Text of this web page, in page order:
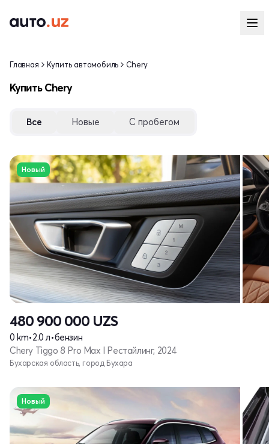
Главная Купить автомобиль Chery
Купить Chery
Все Новые С пробегом
Новый
480 900 000 UZS
0 km•2.0 л•бензин
Chery Tiggo 8 Pro Max I Рестайлинг, 2024
Бухарская область, город Бухара
Новый